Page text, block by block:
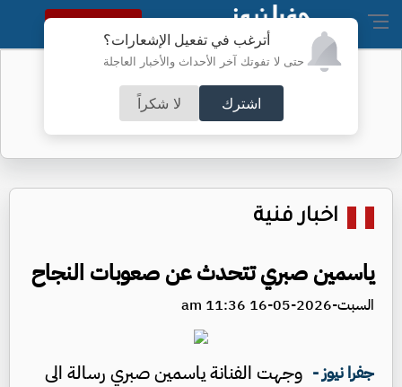
أترغب في تفعيل الإشعارات؟
حتى لا تفوتك آخر الأحداث والأخبار العاجلة
اشترك لا شكراً
النسخة الكاملة
اخبار فنية
ياسمين صبري تتحدث عن صعوبات النجاح
السبت-2026-05-16 11:36 am
جفرا نيوز - وجهت الفنانة ياسمين صبري رسالة الى